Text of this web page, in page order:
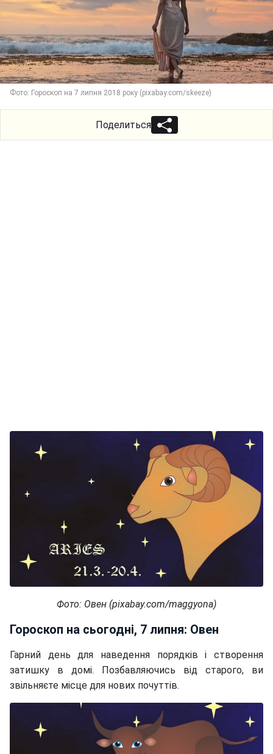
Фото: Гороскоп на 7 липня 2018 року (pixabay.com/skeeze)
Поделиться
Фото: Овен (pixabay.com/maggyona)
Гороскоп на сьогодні, 7 липня: Овен
Гарний день для наведення порядків і створення
затишку в домі. Позбавляючись від старого, ви
звільняєте місце для нових почуттів.